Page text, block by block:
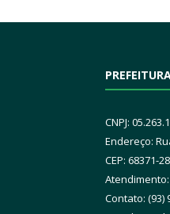
CNPJ:
Endereço:
CEP: 68371-
Contato: (93)